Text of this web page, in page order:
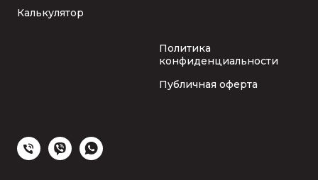
Калькулятор
Политика
конфиденциальности
Публичная оферта